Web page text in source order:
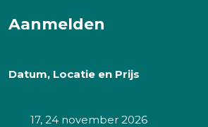
Aanmelden
Datum, Locatie en Prijs
17, 24 november 2026